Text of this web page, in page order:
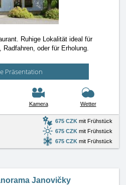
Ruhige Lokalität ideal für
Radfahren, oder für Erholung.
Präsentation
Kamera Wetter
675 CZK mit Frühstück
675 CZK mit Frühstück
675 CZK mit Frühstück
Janovičky